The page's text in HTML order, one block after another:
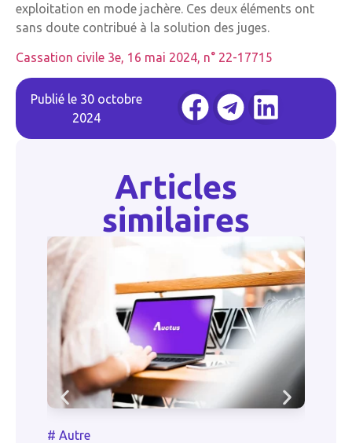
exploitation en mode jachère. Ces deux éléments ont
sans doute contribué à la solution des juges.
Cassation civile 3e, 16 mai 2024, n° 22-17715
Publié le 30 octobre
2024
Articles
similaires
# Autre